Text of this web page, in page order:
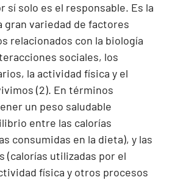
sí solo es el responsable. Es la
gran variedad de factores
relacionados con la biología
sociales, los
la actividad física y el
(2). En términos
un peso saludable
entre las calorías
consumidas en la dieta), y las
(calorías utilizadas por el
física y otros procesos